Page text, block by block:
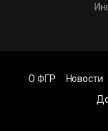
О ФГР Новости